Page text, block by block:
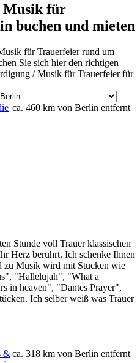
Musik für
buchen und mieten
für Trauerfeier rund um
Sie sich hier den richtigen
/ Musik für Trauerfeier für
ca. 460 km von Berlin entfernt
Stunde voll Trauer klassischen
Herz berührt. Ich schenke Ihnen
zu Musik wird mit Stücken wie
"Hallelujah", "What a
in heaven", "Dantes Prayer",
Ich selber weiß was Trauer
ca. 318 km von Berlin entfernt
&